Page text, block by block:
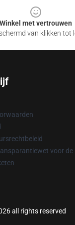
Winkel met vertrouwen
van klikken tot
voor de
all rights reserved